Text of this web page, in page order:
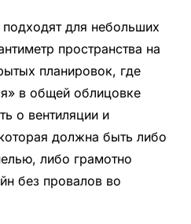
для небольших
пространства на
планировок, где
в общей облицовке
о вентиляции и
должна быть либо
либо грамотно
без провалов во